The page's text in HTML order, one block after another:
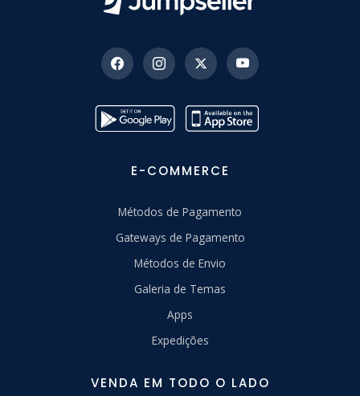
E-COMMERCE
Métodos de Pagamento
Gateways de Pagamento
Métodos de Envio
Galeria de Temas
Apps
Expedições
VENDA EM TODO O LADO